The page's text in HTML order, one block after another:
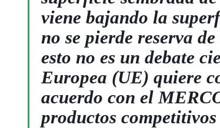
viene bajando la
no se pierde reserva
esto no es un debate
Europea (UE) quiere
acuerdo con el
productos